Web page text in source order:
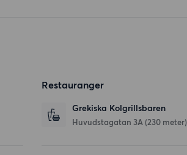
Restauranger
Grekiska Kolgrillsbaren
Huvudstagatan 3A (230 meter)